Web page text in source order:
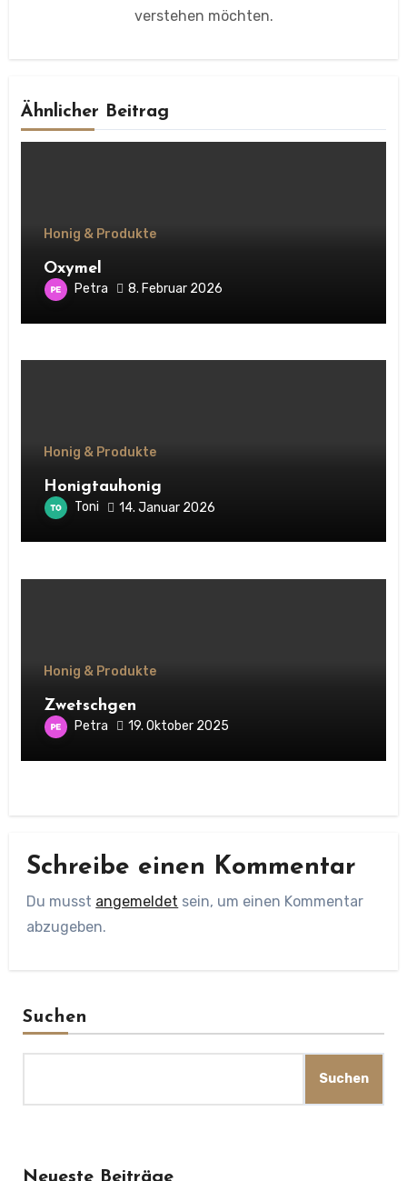
verstehen möchten.
Ähnlicher Beitrag
Honig & Produkte
Oxymel
Petra 8. Februar 2026
Honig & Produkte
Honigtauhonig
Toni 14. Januar 2026
Honig & Produkte
Zwetschgen
Petra 19. Oktober 2025
Schreibe einen Kommentar
Du musst angemeldet sein, um einen Kommentar
abzugeben.
Suchen
Suchen
Neueste Beiträge